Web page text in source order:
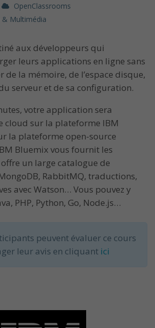
OpenClassrooms
& Multimédia
aux développeurs qui
leurs applications en ligne sans
de la mémoire, de l’espace disque,
serveur et de sa configuration.
votre application sera
cloud sur la plateforme IBM
la plateforme open-source
Bluemix vous fournit les
un large catalogue de
RabbitMQ, traductions,
avec Watson… Vous pouvez y
PHP, Python, Go, Node.js…
peuvent évaluer ce cours
leur avis en cliquant ici